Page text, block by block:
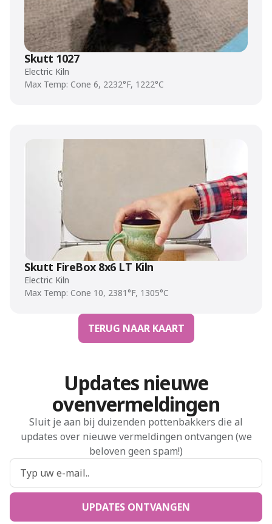
Skutt 1027
Electric Kiln
Max Temp: Cone 6, 2232°F, 1222°C
Skutt FireBox 8x6 LT Kiln
Electric Kiln
Max Temp: Cone 10, 2381°F, 1305°C
TERUG NAAR KAART
Updates nieuwe
ovenvermeldingen
Sluit je aan bij duizenden pottenbakkers die al
updates over nieuwe vermeldingen ontvangen (we
beloven geen spam!)
UPDATES ONTVANGEN